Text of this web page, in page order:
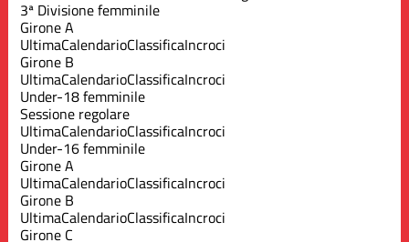
3ª Divisione femminile
Girone A
UltimaCalendarioClassificaIncroci
Girone B
UltimaCalendarioClassificaIncroci
Under-18 femminile
Sessione regolare
UltimaCalendarioClassificaIncroci
Under-16 femminile
Girone A
UltimaCalendarioClassificaIncroci
Girone B
UltimaCalendarioClassificaIncroci
Girone C